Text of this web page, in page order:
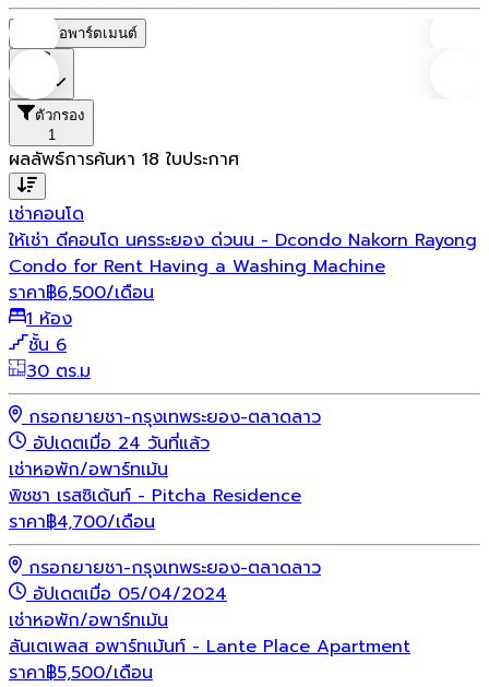
หอพัก/อพาร์ตเมนต์
ตัวกรอง
1
ผลลัพธ์การค้นหา 18 ใบประกาศ
เช่าคอนโด
ให้เช่า ดีคอนโด นครระยอง ด่วนน - Dcondo Nakorn Rayong
Condo for Rent Having a Washing Machine
ราคา฿6,500/เดือน
1 ห้อง
ชั้น 6
30 ตร.ม
กรอกยายชา-กรุงเทพระยอง-ตลาดลาว
อัปเดตเมื่อ 24 วันที่แล้ว
เช่าหอพัก/อพาร์ทเม้น
พิชชา เรสซิเด้นท์ - Pitcha Residence
ราคา฿4,700/เดือน
กรอกยายชา-กรุงเทพระยอง-ตลาดลาว
อัปเดตเมื่อ 05/04/2024
เช่าหอพัก/อพาร์ทเม้น
ลันเตเพลส อพาร์ทเม้นท์ - Lante Place Apartment
ราคา฿5,500/เดือน